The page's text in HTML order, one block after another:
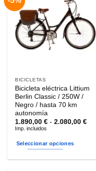
BICICLETAS
Bicicleta eléctrica Littium
Berlin Classic / 250W /
Negro / hasta 70 km
autonomía
1.890,00€ - 2.080,00€
Imp. incluidos
Seleccionar opciones